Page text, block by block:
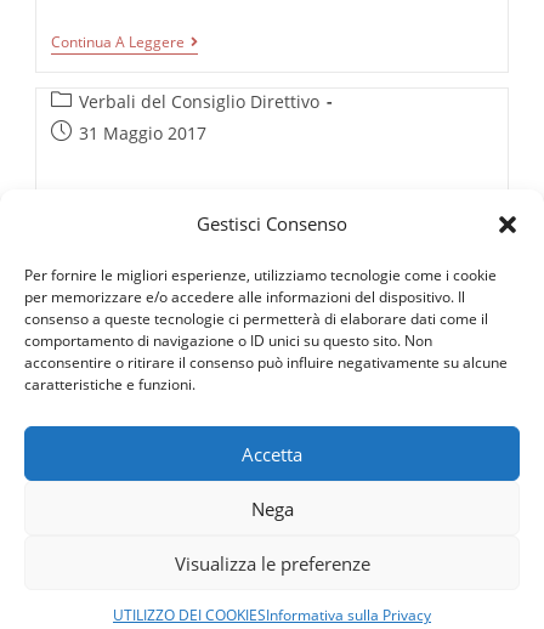
Gestisci Consenso
Per fornire le migliori esperienze, utilizziamo tecnologie come i cookie
per memorizzare e/o accedere alle informazioni del dispositivo. Il
consenso a queste tecnologie ci permetterà di elaborare dati come il
comportamento di navigazione o ID unici su questo sito. Non
acconsentire o ritirare il consenso può influire negativamente su alcune
caratteristiche e funzioni.
Accetta
Nega
Visualizza le preferenze
UTILIZZO DEI COOKIESInformativa sulla Privacy
Continua A Leggere VERBALE
CONSIGLIO
15.10.2013
Categoria
dell'articolo:
Verbali del Consiglio Direttivo
Articolo31 Maggio 2017
DIRETTIVO 08.10.2013
Pubblichiamo il verbale del Consiglio Direttivo. Clicca
qui per aprire l'allegato
Continua A LeggereVERBALE
CONSIGLIO
08.10.2013
Vai alla pagina precedente
26
Copyright © 2026 Ordine Architetti Piacenza - C.F. 91005510333 -
Powered byGeDInfo-Privacy-Cookies